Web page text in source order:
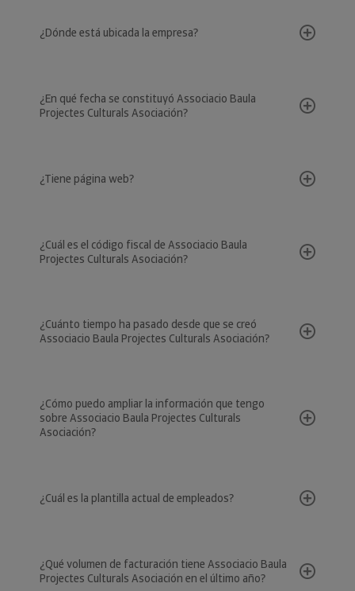
¿Dónde está ubicada la empresa?
¿En qué fecha se constituyó Associacio Baula
Projectes Culturals Asociación?
¿Tiene página web?
¿Cuál es el código fiscal de Associacio Baula
Projectes Culturals Asociación?
¿Cuánto tiempo ha pasado desde que se creó
Associacio Baula Projectes Culturals Asociación?
¿Cómo puedo ampliar la información que tengo
sobre Associacio Baula Projectes Culturals
Asociación?
¿Cuál es la plantilla actual de empleados?
¿Qué volumen de facturación tiene Associacio Baula
Projectes Culturals Asociación en el último año?